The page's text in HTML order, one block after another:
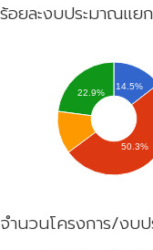
ร้อยละงบประมาณแย
14.5%
22.9%
50.3%
จำนวนโครงการ/งบ